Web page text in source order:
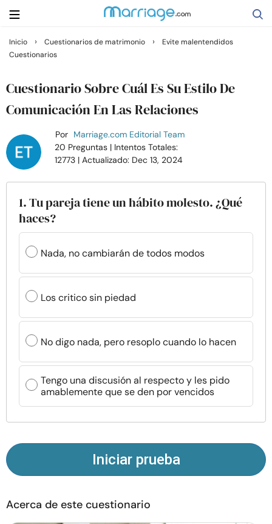
Buscar
Casarse
Relaciones
Familia
Ayuda
Cursos
Recursos
Comunidad
Encuentra un terapeuta
Idioma
nosotros
© Copyright 2026. Todos los derechos reservados.
Inicio › Cuestionarios de matrimonio ›
Evite malentendidos
Cuestionarios
Cuestionario Sobre Cuál Es Su Estilo De
Comunicación En Las Relaciones
Por Marriage.com Editorial Team
20 Preguntas | Intentos Totales:
12773 | Actualizado: Dec 13, 2024
1. Tu pareja tiene un hábito molesto. ¿Qué
haces?
Nada, no cambiarán de todos modos
Los critico sin piedad
No digo nada, pero resoplo cuando lo hacen
Tengo una discusión al respecto y les pido
amablemente que se den por vencidos
Iniciar prueba
Acerca de este cuestionario